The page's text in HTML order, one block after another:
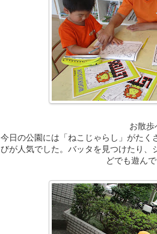
お散歩
今日の公園には「ねこじゃらし」がたく
びが人気でした。バッタを見つけたり、
どでも遊んで